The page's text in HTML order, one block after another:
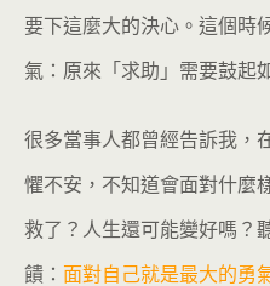
要下這麼大的決心。這個時
氣：原來「求助」需要鼓起
很多當事人都曾經告訴我，
懼不安，不知道會面對什麼
救了？人生還可能變好嗎？
饋： 面對自己就是最大的勇